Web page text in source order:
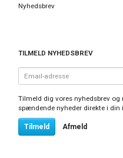
Nyhedsbrev
TILMELD NYHEDSBREV
adresse
Tilmeld dig vores nyhedsbrev
spændende nyheder direkte i din
Tilmeld Afmeld